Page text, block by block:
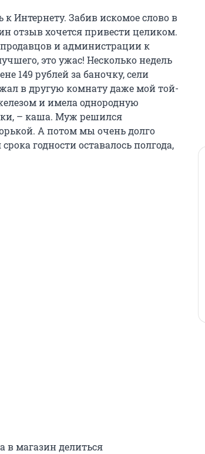
к Интернету. Забив искомое слово в
отзыв хочется привести целиком.
и администрации к
это ужас! Несколько недель
149 рублей за баночку, сели
в другую комнату даже мой той-
и имела однородную
– каша. Муж решился
А потом мы очень долго
годности оставалось полгода,
в магазин делиться